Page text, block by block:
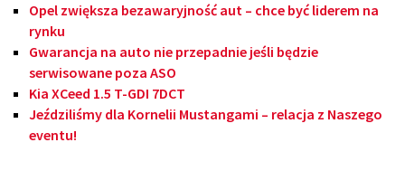
Opel zwiększa bezawaryjność aut – chce być liderem na
rynku
Gwarancja na auto nie przepadnie jeśli będzie
serwisowane poza ASO
Kia XCeed 1.5 T-GDI 7DCT
Jeździliśmy dla Kornelii Mustangami – relacja z Naszego
eventu!